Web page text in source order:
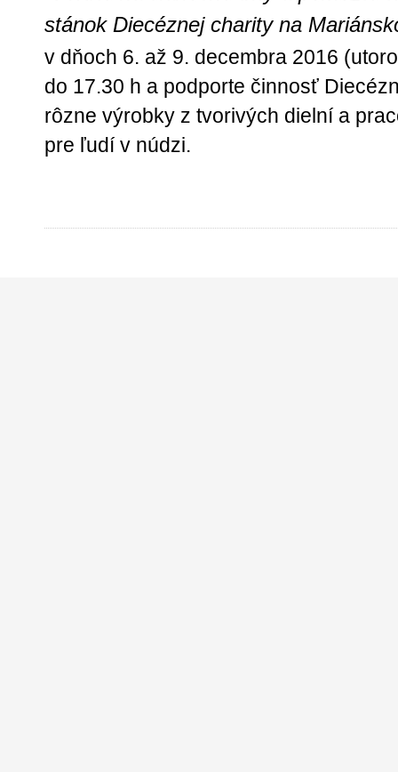
stánok Diecéznej charity na
v dňoch 6. až 9. decembra 2016
do 17.30 h a podporte činnosť
rôzne výrobky z tvorivých dielní a
pre ľudí v núdzi.